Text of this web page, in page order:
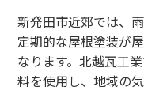
新発田市近郊では、
定期的な屋根塗装が
なります。北越瓦工
料を使用し、地域の